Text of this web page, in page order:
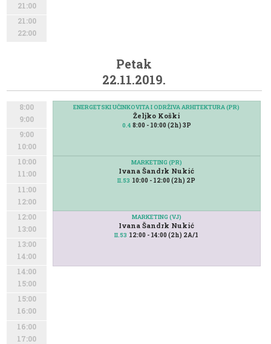
21:00
21:00
22:00
Petak
22.11.2019.
8:00
9:00
9:00
10:00
10:00
11:00
11:00
12:00
12:00
13:00
13:00
14:00
14:00
15:00
15:00
16:00
16:00
17:00
MARKETING (VJ)
Ivana Šandrk Nukić
II.53 12:00 - 14:00 (2h) 2A/1
MARKETING (PR)
Ivana Šandrk Nukić
II.53 10:00 - 12:00 (2h) 2P
ENERGETSKI UČINKOVITA I ODRŽIVA ARHITEKTURA (PR)
Željko Koški
0.4 8:00 - 10:00 (2h) 3P